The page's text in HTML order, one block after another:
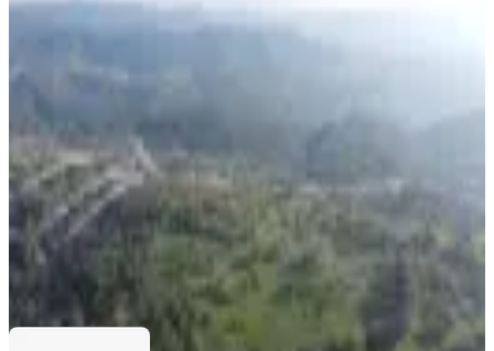
Çanakkale Ayvacık Paşaköy Deniz
Manzaralı İmarlı 5001 M2 Arsa
5001 m²
25.10.2025
18.750.000 ₺
ZECORNER 1915
Ara